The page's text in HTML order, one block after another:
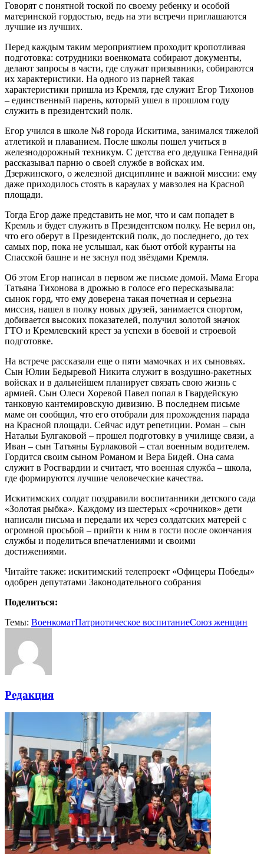
Говорят с понятной тоской по своему ребенку и особой
материнской гордостью, ведь на эти встречи приглашаются
лучшие из лучших.
Перед каждым таким мероприятием проходит кропотливая
подготовка: сотрудники военкомата собирают документы,
делают запросы в части, где служат призывники, собираются
их характеристики. На одного из парней такая
характеристики пришла из Кремля, где служит Егор Тихонов
– единственный парень, который ушел в прошлом году
служить в президентский полк.
Егор учился в школе №8 города Искитима, занимался тяжелой
атлетикой и плаванием. После школы пошел учиться в
железнодорожный техникум. С детства его дедушка Геннадий
рассказывал парню о своей службе в войсках им.
Дзержинского, о железной дисциплине и важной миссии: ему
даже приходилось стоять в караулах у мавзолея на Красной
площади.
Тогда Егор даже представить не мог, что и сам попадет в
Кремль и будет служить в Президентском полку. Не верил он,
что его оберут в Президентский полк, до последнего, до тех
самых пор, пока не услышал, как бьют отбой куранты на
Спасской башне и не заснул под звёздами Кремля.
Об этом Егор написал в первом же письме домой. Мама Егора
Татьяна Тихонова в дрожью в голосе его пересказывала:
сынок горд, что ему доверена такая почетная и серьезна
миссия, нашел в полку новых друзей, занимается спортом,
добивается высоких показателей, получил золотой значок
ГТО и Кремлевский крест за успехи в боевой и строевой
подготовке.
На встрече рассказали еще о пяти мамочках и их сыновьях.
Сын Юлии Бедыревой Никита служит в воздушно-ракетных
войсках и в дальнейшем планирует связать свою жизнь с
армией. Сын Олеси Хоревой Павел попал в Гвардейскую
танковую кантемировскую дивизию. В последнем письме
маме он сообщил, что его отобрали для прохождения парада
на Красной площади. Сейчас идут репетиции. Роман – сын
Натальи Булгаковой – прошел подготовку в училище связи, а
Иван – сын Татьяны Бурлаковой – стал военным водителем.
Гордится своим сыном Романом и Вера Бидей. Она сама
служит в Росгвардии и считает, что военная служба – школа,
где формируются лучшие человеческие качества.
Искитимских солдат поздравили воспитанники детского сада
«Золотая рыбка». Каждому из шестерых «срочников» дети
написали письма и передали их через солдатских матерей с
огромной просьбой – прийти к ним в гости после окончания
службы и поделиться впечатлениями и своими
достижениями.
Читайте также: искитимский телепроект «Офицеры Победы»
одобрен депутатами Законодательного собрания
Поделиться:
Темы: ВоенкоматПатриотическое воспитаниеСоюз женщин
Редакция